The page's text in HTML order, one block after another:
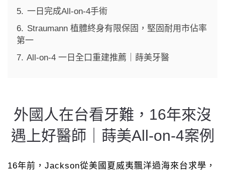
5. 一日完成All-on-4手術
6. Straumann 植體終身有限保固，堅固耐用市佔率
第一
7. All-on-4 一日全口重建推薦｜蒔美牙醫
外國人在台看牙難，16年來沒
遇上好醫師｜蒔美All-on-4案例
16年前，Jackson從美國夏威夷飄洋過海來台求學，